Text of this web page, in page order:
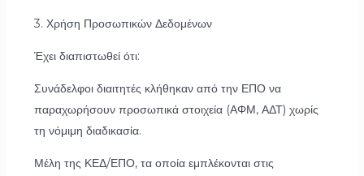
3. Χρήση Προσωπικών Δεδομένων
Έχει διαπιστωθεί ότι:
Συνάδελφοι διαιτητές κλήθηκαν από την ΕΠΟ να
παραχωρήσουν προσωπικά στοιχεία (ΑΦΜ, ΑΔΤ) χωρίς
τη νόμιμη διαδικασία.
Μέλη της ΚΕΔ/ΕΠΟ, τα οποία εμπλέκονται στις